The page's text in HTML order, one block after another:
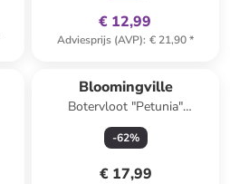
€ 12,99
Adviesprijs (AVP): € 21,90*
Bloomingville
Botervloot "Petunia"
blauw/wit - (B)17 x (H)7 x
(D)12 cm
-62%
€ 17,99